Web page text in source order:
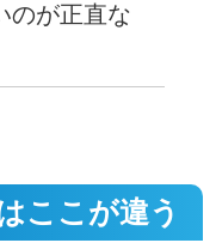
のが正直な
ここが違う